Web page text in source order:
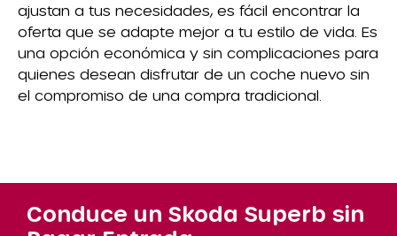
ajustan a tus necesidades, es fácil encontrar la
oferta que se adapte mejor a tu estilo de vida. Es
una opción económica y sin complicaciones para
quienes desean disfrutar de un coche nuevo sin
el compromiso de una compra tradicional.
Conduce un Skoda Superb sin